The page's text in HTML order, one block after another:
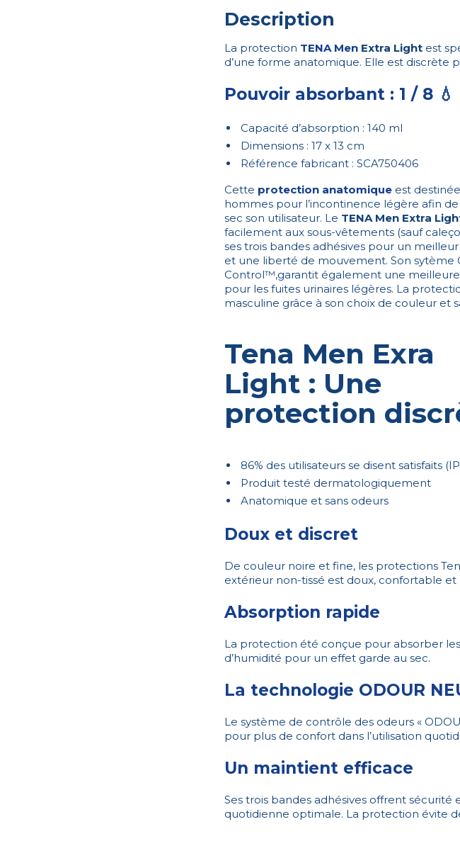
Description
La protection TENA Men Extra Light est
d’une forme anatomique. Elle est discrète
Pouvoir absorbant : 1 / 8 💧
Capacité d’absorption : 140 ml
Dimensions : 17 x 13 cm
Référence fabricant : SCA750406
Cette protection anatomique est
hommes pour l’incontinence légère afin
sec son utilisateur. Le TENA Men Extra
facilement aux sous-vêtements (sauf
ses trois bandes adhésives pour un
et une liberté de mouvement. Son sytème
Control™,garantit également une
pour les fuites urinaires légères. La
masculine grâce à son choix de couleur et
Tena Men Exra
Light : Une
protection
86% des utilisateurs se disent satisfaits
Produit testé dermatologiquement
Anatomique et sans odeurs
Doux et discret
De couleur noire et fine, les protections
extérieur non-tissé est doux, confortable et
Absorption rapide
La protection été conçue pour absorber
d’humidité pour un effet garde au sec.
La technologie ODOUR
Le système de contrôle des odeurs «
pour plus de confort dans l’utilisation
Un maintient efficace
Ses trois bandes adhésives offrent
quotidienne optimale. La protection évite